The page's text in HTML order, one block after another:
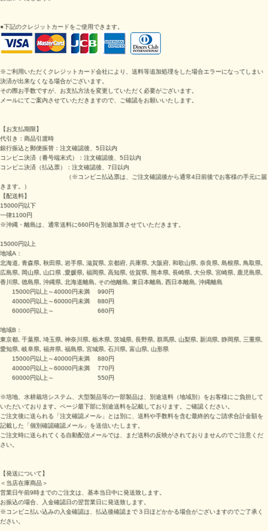
●下記のクレジットカードをご使用できます。
※ご利用いただくクレジットカード会社により、送料等追加処理をした場合エラーになってしまい
決済が出来なくなる場合がございます。
その際お手数ですが、お支払方法を変更していただく必要がございます。
メールにてご案内させていただきますので、ご確認をお願いいたします。
【お支払期限】
代引き：商品引渡時
銀行振込と郵便振替：注文確認後、5日以内
コンビニ決済（番号端末式）： 注文確認後、5日以内
コンビニ決済（払込票）： 注文確認後、7日以内
（※コンビニ払込票は、ご注文確認後から通常4日前後でお客様の手元に届
きます。 ）
【配送料】
15000円以下
一律1100円
※沖縄・離島は、通常送料に660円を別途加算させていただきます。
15000円以上
地域A：
北海道, 青森県, 秋田県, 岩手県, 滋賀県, 京都府, 兵庫県, 大阪府, 和歌山県, 奈良県, 島根県, 鳥取県,
広島県, 岡山県, 山口県 ,愛媛県, 福岡県, 高知県, 佐賀県, 熊本県, 長崎県, 大分県, 宮崎県, 鹿児島県,
香川県, 徳島県, 沖縄県, 北海道離島, その他離島, 東日本離島, 西日本離島, 沖縄離島
15000円以上～40000円未満 990円
40000円以上～60000円未満 880円
60000円以上～ 660円
地域B：
東京都, 千葉県, 埼玉県, 神奈川県, 栃木県, 茨城県, 長野県, 群馬県, 山梨県, 新潟県, 静岡県, 三重県,
愛知県, 岐阜県, 福井県, 福島県, 宮城県, 石川県, 富山県, 山形県
15000円以上～40000円未満 880円
40000円以上～60000円未満 770円
60000円以上～ 550円
※培地、水耕栽培システム、大型製品等の一部製品は、別途送料（地域別）をお客様にご負担して
いただいております。ページ最下部に別途送料を記載しております。ご確認ください。
ご注文後に送られる「注文確認メール」とは別に、送料や手数料を含む最終的なご請求合計金額を
記載した「個別確認確認メール」を送信いたします。
ご注文時に送られてくる自動配信メールでは、まだ送料の反映がされておりませんのでご注意くだ
さい。
【発送について】
＜当店在庫商品＞
営業日午前9時までのご注文は、基本当日中に発送致します。
お振込の場合、入金確認日の翌営業日に発送致します。
※コンビニ払い込みの入金確認は、払込後確認まで３日ほどかかる場合がございますのでご了承く
ださい。